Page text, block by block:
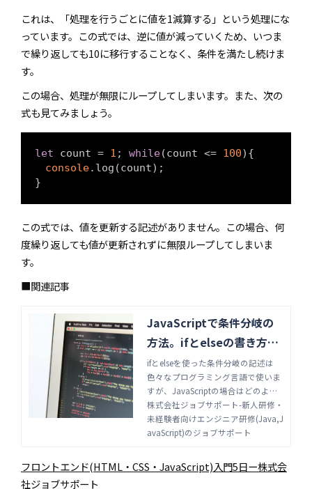
これは、「処理を行うごとに値を1減算する」という処理にな
っています。この式では、逆に値が減っていくため、いつま
で繰り返しても10に移行することなく、条件を満たし続けま
す。
この場合、処理が無限にループしてしまいます。また、次の
式も見てみましょう。
let count = 1 ; while(count <= 100){
console.log(count);
}
この式では、値を更新する記述がありません。この場合、何
度繰り返しても値が更新されずに無限ループしてしまいま
す。
■関連記事
JavaScriptで条件分岐の
方法。ifとelseの書き方と
使い方の違い | 株式会社ジ
ョブサポート-新人研修・
未経験者向けエンジニア研
修(Java,JavaScript)のジ
ョブサポート
ifとelseを使った条件分岐の記述は
色々なプログラミング言語で使いま
すが、JavaScriptの場合はどのよう
に記述をするのでしょうか。それぞ
れの使い方、書き方の違いについ
て、サンプルコードを使いながら詳
株式会社ジョブサポート-新人研修・
未経験者向けエンジニア研修(Java,J
avaScript)のジョブサポート
フロントエンド(HTML・CSS・JavaScript)入門5日ー株式会
社ジョブサポート